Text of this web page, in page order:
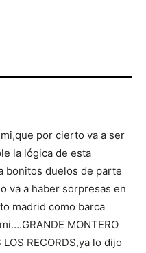
por cierto va a ser
la lógica de esta
bonitos duelos de parte
va a haber sorpresas en
madrid como barca
MONTERO
LOS RECORDS,ya lo dijo